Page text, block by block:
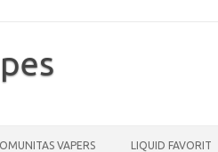
VAPERS LIQUID FAVORIT